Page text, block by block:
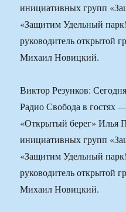
инициативных групп
«Защитим Удельный
руководитель открытой
Михаил Новицкий.
Виктор Резунков:
Радио Свобода в гостях
«Открытый берег» Илья
инициативных групп
«Защитим Удельный
руководитель открытой
Михаил Новицкий.